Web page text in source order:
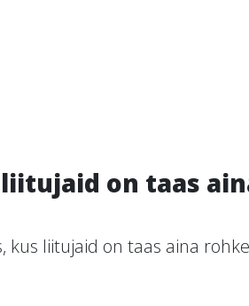
on taas
kus liitujaid on taas aina